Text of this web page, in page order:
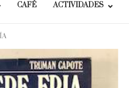
CAFÉ ACTIVIDADES